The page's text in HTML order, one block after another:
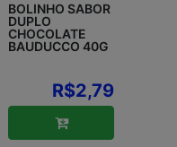
BOLINHO SABOR
DUPLO
CHOCOLATE
BAUDUCCO 40G
R$2,79